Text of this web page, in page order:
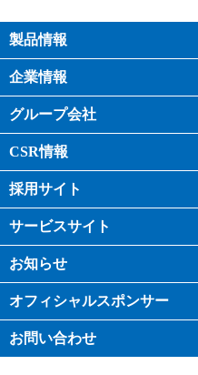
製品情報
企業情報
グループ会社
CSR情報
採用サイト
サービスサイト
お知らせ
オフィシャルスポンサー
お問い合わせ